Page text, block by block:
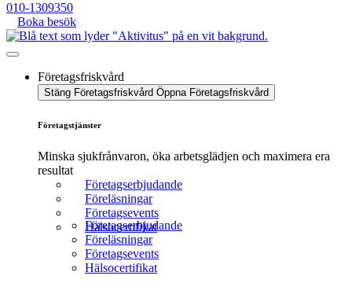
010-1309350
Boka besök
Företagsfriskvård
Stäng Företagsfriskvård Öppna Företagsfriskvård
Företagstjänster
Minska sjukfrånvaron, öka arbetsglädjen och maximera era
resultat
Företagserbjudande
Föreläsningar
Företagsevents
Hälsocertifikat
Företagserbjudande
Föreläsningar
Företagsevents
Hälsocertifikat